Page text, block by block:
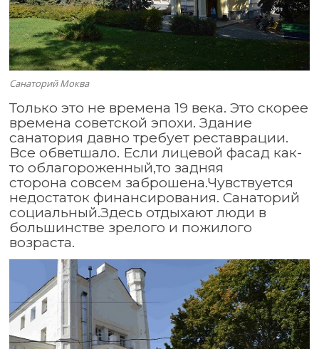
Санаторий Моква
Только это не времена 19 века. Это скорее
времена советской эпохи. Здание
санатория давно требует реставрации.
Все обветшало. Если лицевой фасад как-
то облагороженный,то задняя
сторона совсем заброшена.Чувствуется
недостаток финансирования. Санаторий
социальный.Здесь отдыхают люди в
большинстве зрелого и пожилого
возраста.